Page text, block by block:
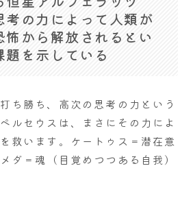
考の力によって人類が
怖から解放されるとい
題を示している
ち勝ち、高次の思考の力という
ルセウスは、まさにその力によ
救います。ケートゥス＝潜在意
ダ＝魂（目覚めつつある自我）